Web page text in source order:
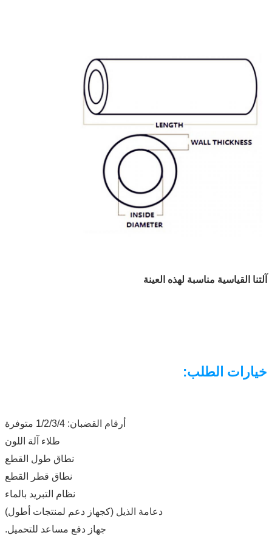
آلتنا القياسية مناسبة لهذه العينة
خيارات الطلب:
أرقام القضبان: 1/2/3/4 متوفرة
طلاء آلة اللون
نطاق طول القطع
نطاق قطر القطع
نظام التبريد بالماء
دعامة الذيل (كجهاز دعم لمنتجات أطول)
جهاز دفع مساعد للتحميل.